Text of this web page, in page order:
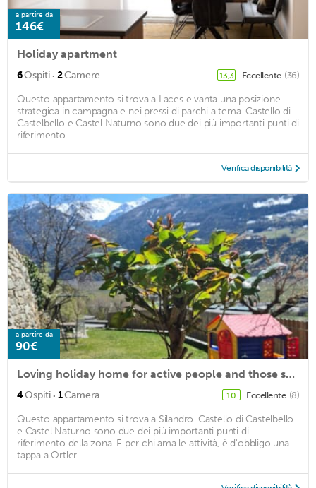
a partire da
146€
Holiday apartment
6Ospiti · 2Camere 13,3 Eccellente (36)
Questo appartamento si trova a Laces e vanta una posizione
strategica in campagna e nei pressi di parchi a tema. Castello di
Castelbello e Castel Naturno sono due dei più importanti punti di
riferimento ...
Verifica disponibilità
a partire da
90€
Loving holiday home for active people and those seeking peace and quiet in Schlanders.
4Ospiti · 1Camera 10 Eccellente (8)
Questo appartamento si trova a Silandro. Castello di Castelbello
e Castel Naturno sono due dei più importanti punti di
riferimento della zona. E per chi ama le attività, è d'obbligo una
tappa a Ortler ...